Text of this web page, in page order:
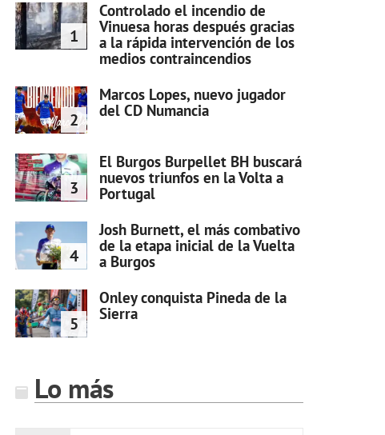
1
Controlado el incendio de
Vinuesa horas después gracias
a la rápida intervención de los
medios contraincendios
2
Marcos Lopes, nuevo jugador
del CD Numancia
3
El Burgos Burpellet BH buscará
nuevos triunfos en la Volta a
Portugal
4
Josh Burnett, el más combativo
de la etapa inicial de la Vuelta
a Burgos
5
Onley conquista Pineda de la
Sierra
Lo más